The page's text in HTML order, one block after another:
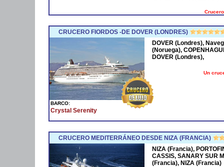
CRUCERO FIORDOS -DE DOVER (LONDRES)
BARCO:
Crystal Serenity
DOVER (Londres),
(Noruega),
DOVER (Londres),
Un
CRUCERO MEDITERRÁNEO DESDE NIZA (FRANCIA)
NIZA (Francia),
CASSIS, SANARY SUR
(Francia), NIZA (Francia)